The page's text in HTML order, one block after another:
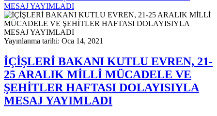
MESAJ YAYIMLADI
Yayınlanma tarihi: Oca 14, 2021
İÇİŞLERİ BAKANI KUTLU EVREN, 21-
25 ARALIK MİLLİ MÜCADELE VE
ŞEHİTLER HAFTASI DOLAYISIYLA
MESAJ YAYIMLADI